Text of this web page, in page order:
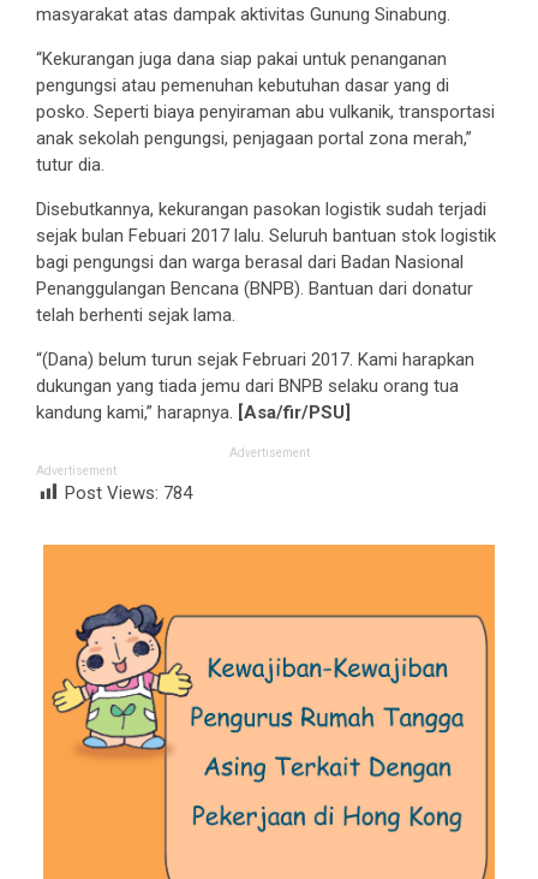
masyarakat atas dampak aktivitas Gunung Sinabung.
“Kekurangan juga dana siap pakai untuk penanganan
pengungsi atau pemenuhan kebutuhan dasar yang di
posko. Seperti biaya penyiraman abu vulkanik, transportasi
anak sekolah pengungsi, penjagaan portal zona merah‎,”
tutur dia.
‎Disebutkannya, kekurangan pasokan logistik sudah terjadi
sejak bulan Febuari 2017 lalu. Seluruh bantuan stok logistik
bagi pengungsi dan warga berasal dari Badan Nasional
Penanggulangan Bencana (BNPB). Bantuan dari donatur
telah berhenti sejak lama.
“(Dana) belum turun sejak Februari 2017. Kami harapkan
dukungan yang tiada jemu dari BNPB selaku orang tua
kandung kami,” harapnya.
[Asa/fir/PSU]
Advertisement
Advertisement
Post Views: 784